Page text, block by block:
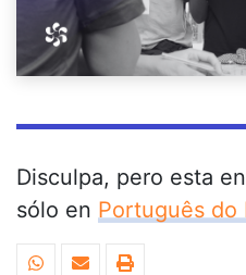
Disculpa, pero esta
sólo en Português do